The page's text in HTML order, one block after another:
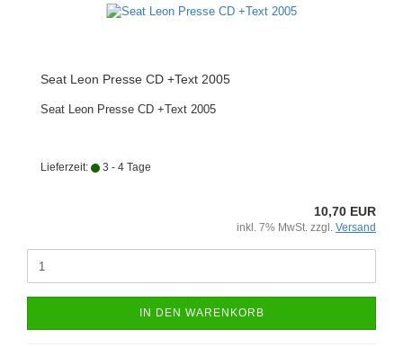
Seat Leon Presse CD +Text 2005
Seat Leon Presse CD +Text 2005
Lieferzeit: 3 - 4 Tage
10,70 EUR
inkl. 7% MwSt. zzgl. Versand
IN DEN WARENKORB